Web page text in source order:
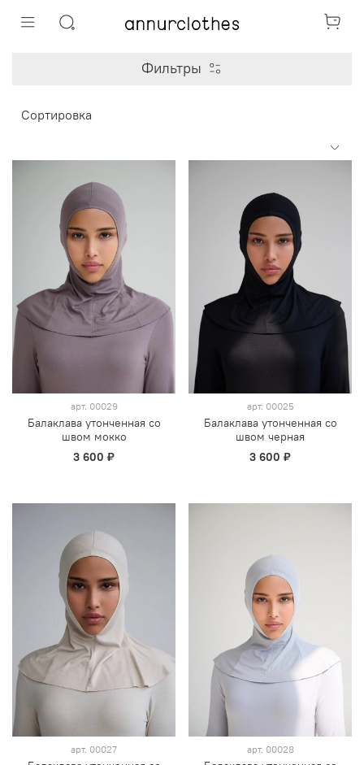
Фильтры
арт. 00029
Балаклава утонченная со
швом мокко
3 600 ₽
арт. 00025
Балаклава утонченная со
швом черная
3 600 ₽
арт. 00027 арт. 00028